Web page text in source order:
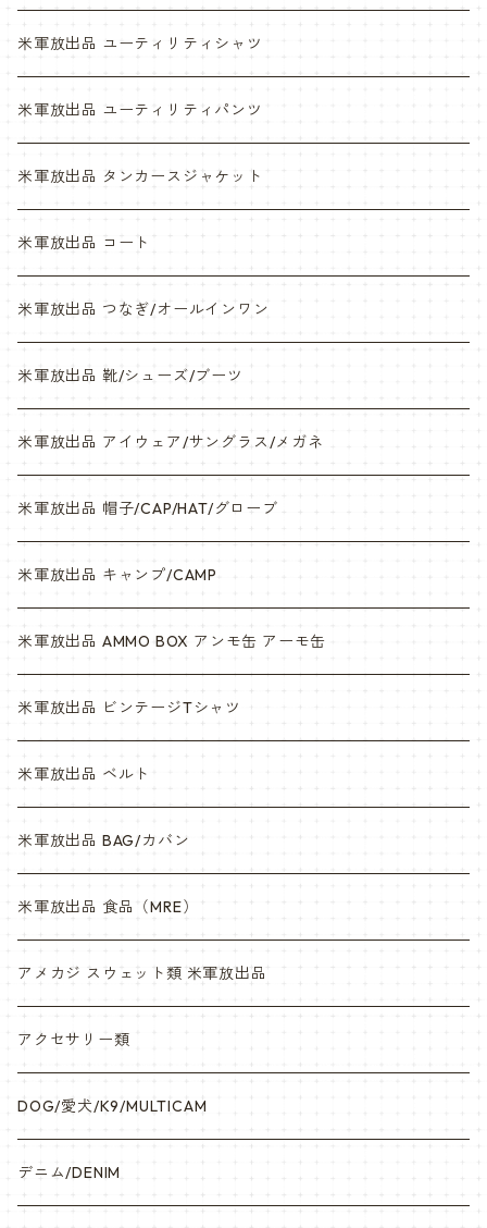
ABU
NWU
デザートマーパット
ABU
NWU
米軍放出品 ユーティリティシャツ
米軍放出品 ユーティリティパンツ
米軍放出品 タンカースジャケット
米軍放出品 コート
米軍放出品 つなぎ/オールインワン
米軍放出品 靴/シューズ/ブーツ
米軍放出品 アイウェア/サングラス/メガネ
米軍放出品 帽子/CAP/HAT/グローブ
米軍放出品 キャンプ/CAMP
米軍放出品 AMMO BOX アンモ缶 アーモ缶
米軍放出品 ビンテージTシャツ
米軍放出品 ベルト
米軍放出品 BAG/カバン
米軍放出品 食品（MRE）
アメカジ スウェット類 米軍放出品
アクセサリー類
DOG/愛犬/K9/MULTICAM
デニム/DENIM